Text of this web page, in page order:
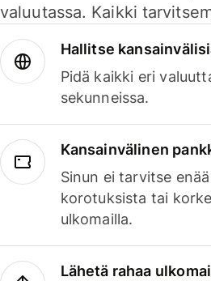
valuutassa. Kaikki
Hallitse
Pidä kaikki eri
sekunneissa.
Kansainvälinen
Sinun ei tarvitse
korotuksista tai
ulkomailla.
Lähetä rahaa